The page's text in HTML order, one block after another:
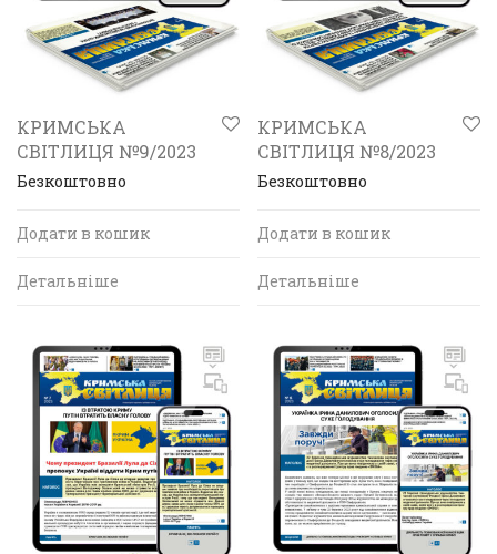
КРИМСЬКА
СВІТЛИЦЯ №9/2023
Безкоштовно
Додати в кошик
Детальніше
КРИМСЬКА
СВІТЛИЦЯ №8/2023
Безкоштовно
Додати в кошик
Детальніше